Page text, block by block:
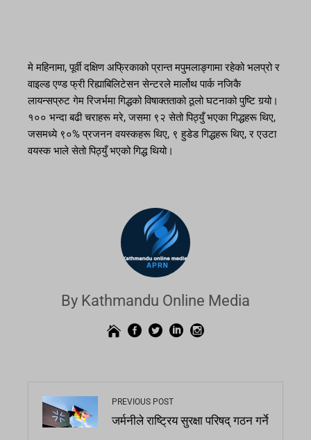
मे महिनामा, पूर्वी दक्षिण अफ्रिकाको प्रान्त मपुमलाङ्गामा रहेको भलप्रो र
वाइल्ड एण्ड फ्री रिह्याबिलिटेसन सेन्टरले मार्लोथ पार्क नजिकै
लायन्सप्रुट गेम रिजर्भमा गिद्धको विषाक्तताको ठूलो घटनाको पुष्टि गर्‍यो।
१०० भन्दा बढी चराहरू मरे, जसमा ९२ सेतो पिठ्युँ भएका गिद्धहरू थिए,
जसमध्ये ९०% प्रजनन वयस्कहरू थिए, ९ हुडेड गिद्धहरू थिए, र एउटा
वयस्क भाले सेतो पिठ्युँ भएको गिद्ध थियो।
By Kathmandu Online Media
PREVIOUS POST
जर्मनीले राष्ट्रिय सुरक्षा परिषद् गठन गर्ने